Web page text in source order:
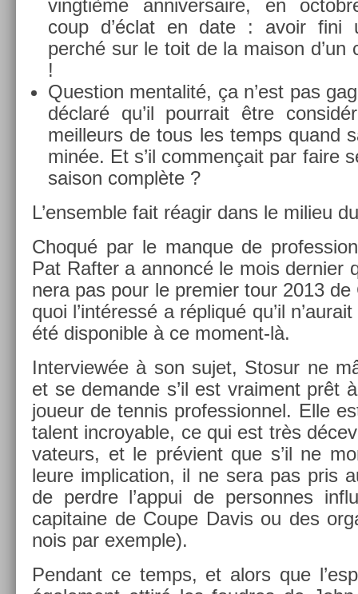
vingtiè­me an­niver­saire, en
coup d’éclat en date : avoir fini
perché sur le toit de la maison d’un
!
Ques­tion men­talité, ça n’est pas
déclaré qu’il pour­rait être
meil­leurs de tous les temps quand
minée. Et s’il com­men­çait par faire
saison complète ?
L’en­semble fait réagir dans le milieu
Choqué par le man­que de
Pat Raft­er a an­noncé le mois de­rni­er
nera pas pour le pre­mi­er tour 2013
quoi l’intéressé a répliqué qu’il
été dis­ponib­le à ce moment-là.
In­ter­view­ée à son sujet, Stosur ne
et se de­man­de s’il est vrai­ment prêt
joueur de ten­nis pro­fes­sion­nel. Elle
talent in­croy­able, ce qui est très
vateurs, et le prévient que s’il ne
leure im­plica­tion, il ne sera pas pris
de per­dre l’appui de per­son­nes
capitaine de Coupe Davis ou des
nois par ex­em­ple).
Pen­dant ce temps, et alors que